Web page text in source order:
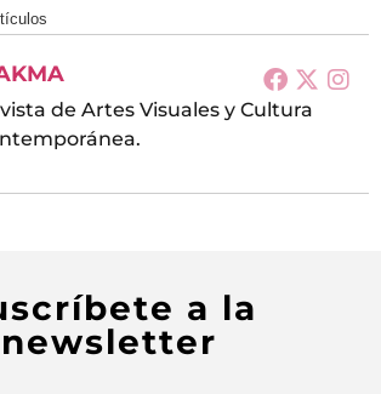
de Artes Visuales y Cultura
a la
newsletter